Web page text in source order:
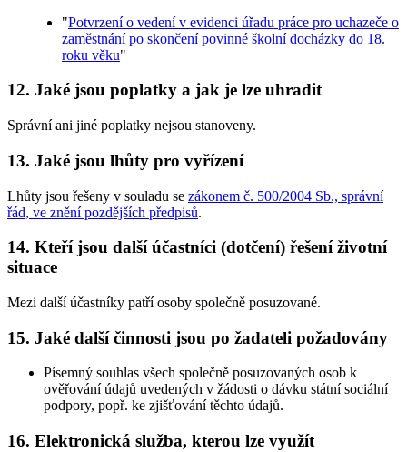
"Potvrzení o vedení v evidenci úřadu práce pro uchazeče o
zaměstnání po skončení povinné školní docházky do 18.
roku věku"
12. Jaké jsou poplatky a jak je lze uhradit
Správní ani jiné poplatky nejsou stanoveny.
13. Jaké jsou lhůty pro vyřízení
Lhůty jsou řešeny v souladu se zákonem č. 500/2004 Sb., správní
řád, ve znění pozdějších předpisů.
14. Kteří jsou další účastníci (dotčení) řešení životní
situace
Mezi další účastníky patří osoby společně posuzované.
15. Jaké další činnosti jsou po žadateli požadovány
Písemný souhlas všech společně posuzovaných osob k
ověřování údajů uvedených v žádosti o dávku státní sociální
podpory, popř. ke zjišťování těchto údajů.
16. Elektronická služba, kterou lze využít